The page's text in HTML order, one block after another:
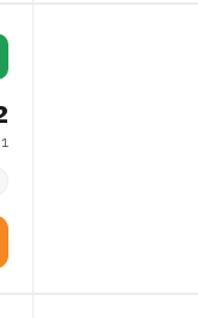
1 ليلة (شامل الضرائب) · 1 غرفة